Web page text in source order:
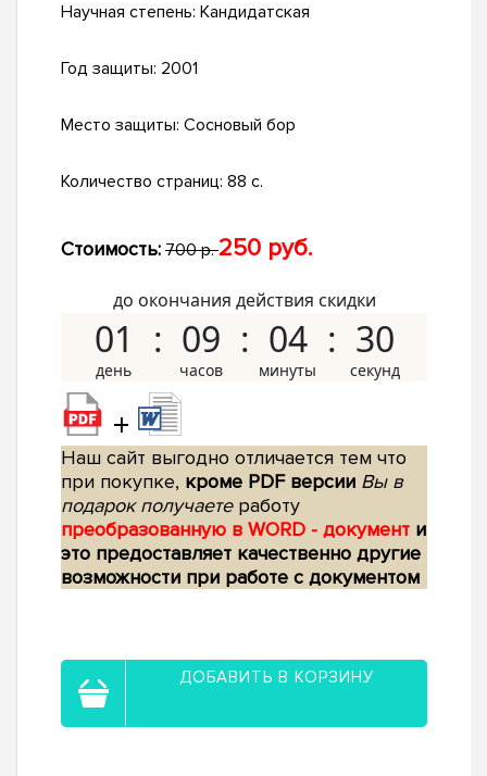
Научная степень: Кандидатская
Год защиты: 2001
Место защиты: Сосновый бор
Количество страниц: 88 с.
Стоимость: 700 р.250 руб.
до окончания действия скидки
01 09 04 29
+
Наш сайт выгодно отличается тем что
при покупке, кроме PDF версии Вы в
подарок получаетеработу
преобразованную в WORD - документ и
это предоставляет качественно другие
возможности при работе с документом
ДОБАВИТЬ В КОРЗИНУ